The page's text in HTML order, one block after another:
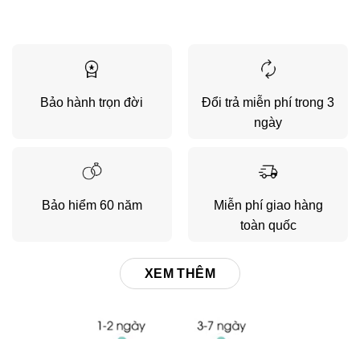
Bảo hành trọn đời
Đổi trả miễn phí trong 3
ngày
Bảo hiểm 60 năm
Miễn phí giao hàng
toàn quốc
XEM THÊM